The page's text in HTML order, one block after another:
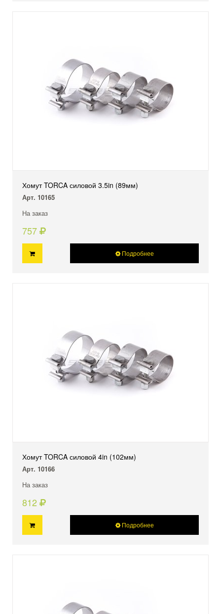
Хомут TORCA силовой 3.5in (89мм)
Арт. 10165
На заказ
757
Подробнее
Хомут TORCA силовой 4in (102мм)
Арт. 10166
На заказ
812
Подробнее